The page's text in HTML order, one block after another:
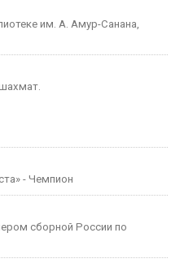
им. А. Амур-Санана,
- Чемпион
сборной России по